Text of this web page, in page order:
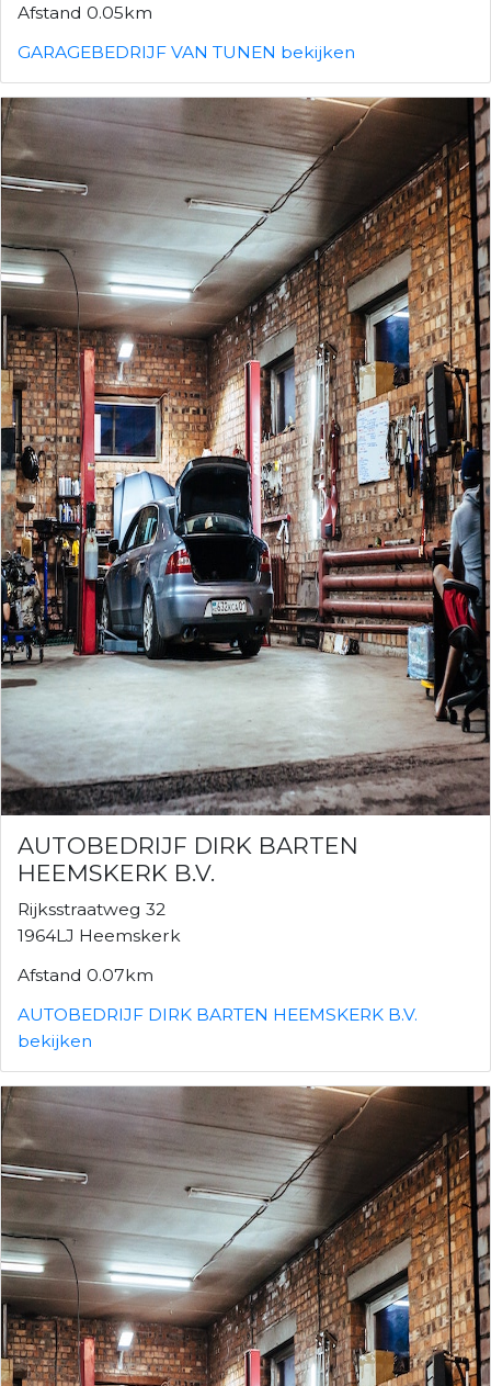
Afstand 0.05km
GARAGEBEDRIJF VAN TUNEN bekijken
AUTOBEDRIJF DIRK BARTEN
HEEMSKERK B.V.
Rijksstraatweg 32
1964LJ Heemskerk
Afstand 0.07km
AUTOBEDRIJF DIRK BARTEN HEEMSKERK B.V.
bekijken